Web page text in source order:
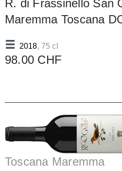
R. di Frassinello San
Maremma Toscana
2018, 75 cl
98.00 CHF
Toscana Maremma